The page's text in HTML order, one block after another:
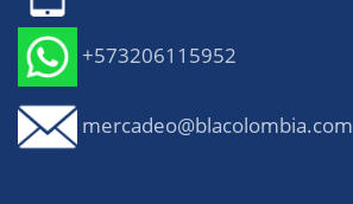
+573206115952
mercadeo@blacolombia.com